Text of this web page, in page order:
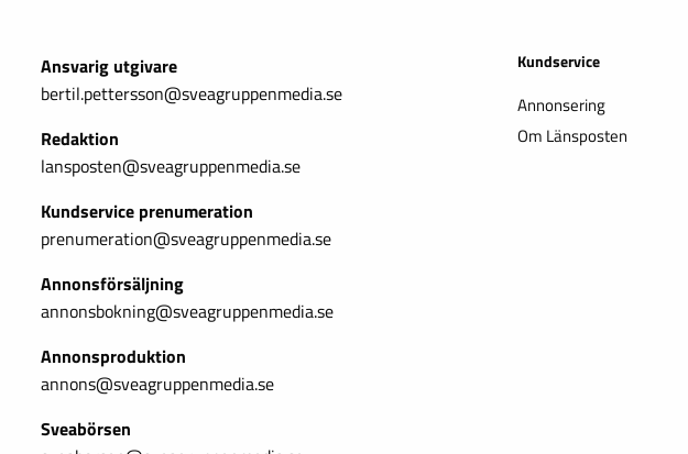
Ansvarig utgivare
bertil.pettersson@sveagruppenmedia.se
Redaktion
lansposten@sveagruppenmedia.se
Kundservice prenumeration
prenumeration@sveagruppenmedia.se
Annonsförsäljning
annonsbokning@sveagruppenmedia.se
Annonsproduktion
annons@sveagruppenmedia.se
Sveabörsen
Kundservice
Annonsering
Om Länsposten